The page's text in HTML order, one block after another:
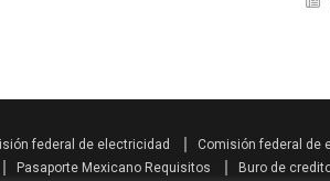
federal de electricidad
Comisión federal de
Pasaporte Mexicano Requisitos Buro de